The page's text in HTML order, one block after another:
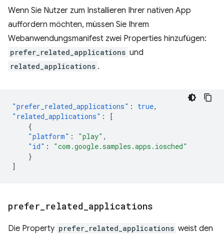
Wenn Sie Nutzer zum Installieren Ihrer nativen App
auffordern möchten, müssen Sie Ihrem
Webanwendungsmanifest zwei Properties hinzufügen:
prefer_related_applications und
related_applications .
"prefer_related_applications" : true,
"related_applications" :
[
{
"platform" : "play" ,
"id" :
"com.google.samples.apps.iosched"
}
]
prefer related applications
Die Property prefer_related_applications weist den